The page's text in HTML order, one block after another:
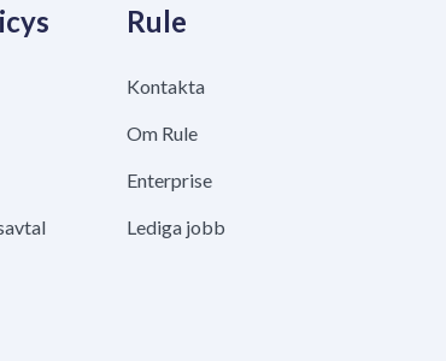
Rule
Kontakta
Om Rule
Enterprise
Lediga jobb